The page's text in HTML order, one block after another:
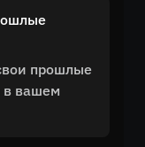
прошлые
в вашем